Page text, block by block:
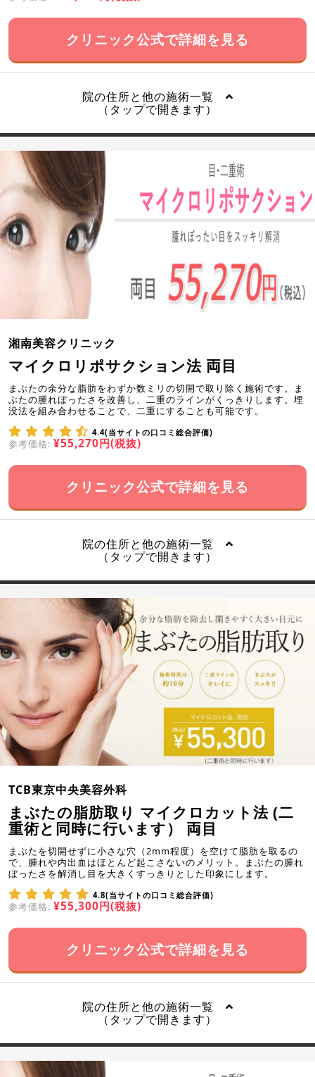
クリニック公式で詳細を見る
院の住所と他の施術一覧
（タップで開きます）
湘南美容クリニック
マイクロリポサクション法 両目
まぶたの余分な脂肪をわずか数ミリの切開で取り除く施術です。ま
ぶたの腫れぼったさを改善し、二重のラインがくっきりします。埋
没法を組み合わせることで、二重にすることも可能です。
4.4(当サイトの口コミ総合評価)
参考価格: ¥55,270円(税抜)
クリニック公式で詳細を見る
院の住所と他の施術一覧
（タップで開きます）
TCB東京中央美容外科
まぶたの脂肪取り マイクロカット法 (二
重術と同時に行います） 両目
まぶたを切開せずに小さな穴（2mm程度）を空けて脂肪を取るの
で、腫れや内出血はほとんど起こさないのメリット。まぶたの腫れ
ぼったさを解消し目を大きくすっきりとした印象にします。
4.8(当サイトの口コミ総合評価)
参考価格: ¥55,300円(税抜)
クリニック公式で詳細を見る
院の住所と他の施術一覧
（タップで開きます）